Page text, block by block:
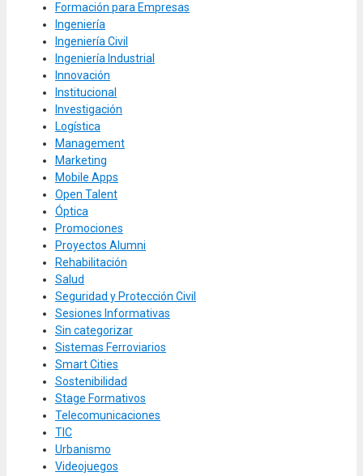
Formación para Empresas
Ingeniería
Ingeniería Civil
Ingeniería Industrial
Innovación
Institucional
Investigación
Logística
Management
Marketing
Mobile Apps
Open Talent
Óptica
Promociones
Proyectos Alumni
Rehabilitación
Salud
Seguridad y Protección Civil
Sesiones Informativas
Sin categorizar
Sistemas Ferroviarios
Smart Cities
Sostenibilidad
Stage Formativos
Telecomunicaciones
TIC
Urbanismo
Videojuegos